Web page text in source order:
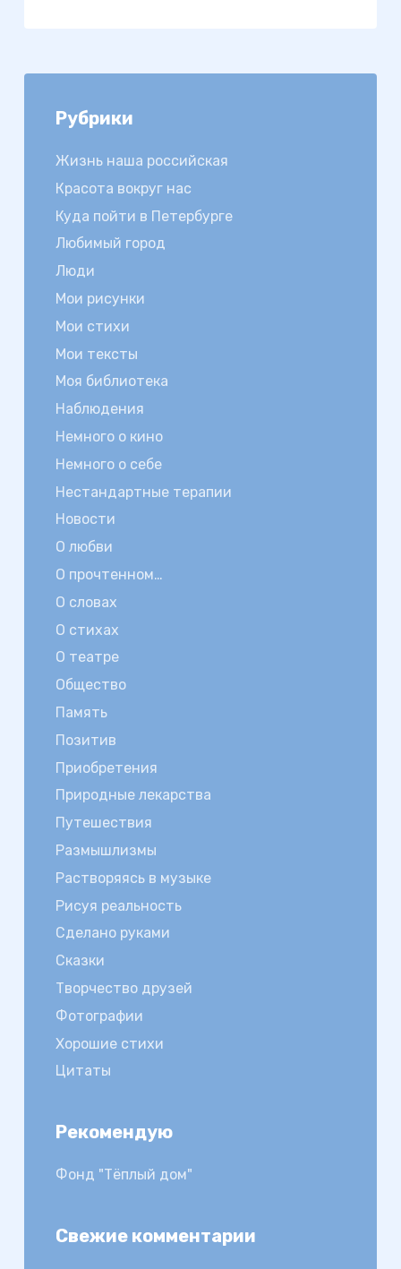
Рубрики
Жизнь наша российская
Красота вокруг нас
Куда пойти в Петербурге
Любимый город
Люди
Мои рисунки
Мои стихи
Мои тексты
Моя библиотека
Наблюдения
Немного о кино
Немного о себе
Нестандартные терапии
Новости
О любви
О прочтенном…
О словах
О стихах
О театре
Общество
Память
Позитив
Приобретения
Природные лекарства
Путешествия
Размышлизмы
Растворяясь в музыке
Рисуя реальность
Сделано руками
Сказки
Творчество друзей
Фотографии
Хорошие стихи
Цитаты
Рекомендую
Фонд "Тёплый дом"
Свежие комментарии